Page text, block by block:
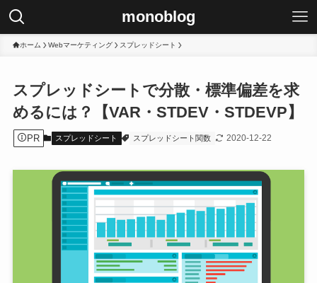
monoblog
ホーム Webマーケティング スプレッドシート
スプレッドシートで分散・標準偏差を求
めるには？【VAR・STDEV・STDEVP】
PR スプレッドシート スプレッドシート関数 2020-12-22